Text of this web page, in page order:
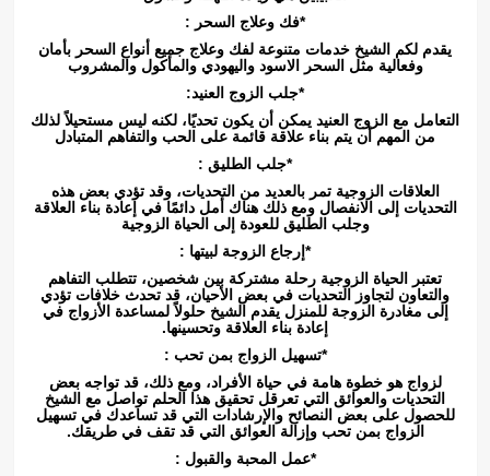
*فك وعلاج السحر :
يقدم لكم الشيخ خدمات متنوعة لفك وعلاج جميع أنواع السحر بأمان
وفعالية مثل السحر الاسود واليهودي والمأكول والمشروب
*جلب الزوج العنيد:
التعامل مع الزوج العنيد يمكن أن يكون تحديًا، لكنه ليس مستحيلاً لذلك
من المهم أن يتم بناء علاقة قائمة على الحب والتفاهم المتبادل
*جلب الطليق :
العلاقات الزوجية تمر بالعديد من التحديات، وقد تؤدي بعض هذه
التحديات إلى الانفصال ومع ذلك هناك أمل دائمًا في إعادة بناء العلاقة
وجلب الطليق للعودة إلى الحياة الزوجية
*إرجاع الزوجة لبيتها :
تعتبر الحياة الزوجية رحلة مشتركة بين شخصين، تتطلب التفاهم
والتعاون لتجاوز التحديات في بعض الأحيان، قد تحدث خلافات تؤدي
إلى مغادرة الزوجة للمنزل يقدم الشيخ حلولاً لمساعدة الأزواج في
إعادة بناء العلاقة وتحسينها.
*تسهيل الزواج بمن تحب :
لزواج هو خطوة هامة في حياة الأفراد، ومع ذلك، قد تواجه بعض
التحديات والعوائق التي تعرقل تحقيق هذا الحلم تواصل مع الشيخ
للحصول على بعض النصائح والإرشادات التي قد تساعدك في تسهيل
الزواج بمن تحب وإزالة العوائق التي قد تقف في طريقك.
*عمل المحبة والقبول :